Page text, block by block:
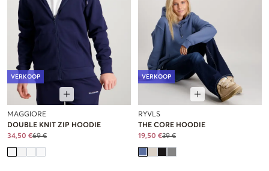
VERKOOP
MAGGIORE
DOUBLE KNIT ZIP HOODIE
34,50 €69 €
VERKOOP
RYVLS
THE CORE HOODIE
19,50 €39 €